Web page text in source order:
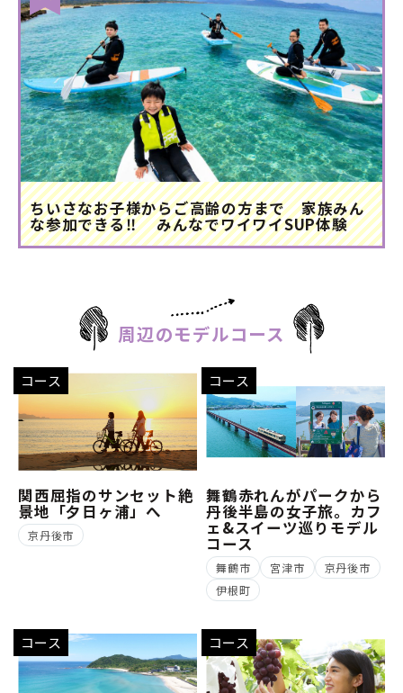
ちいさなお子様からご高齢の方まで 家族みん
な参加できる‼ みんなでワイワイSUP体験
周辺のモデルコース
コース
関西屈指のサンセット絶
景地「夕日ヶ浦」へ
京丹後市
コース
舞鶴赤れんがパークから
丹後半島の女子旅。カフ
ェ&スイーツ巡りモデル
コース
舞鶴市 宮津市
京丹後市
伊根町
コース コース